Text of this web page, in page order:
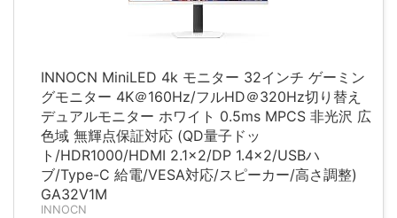
INNOCN MiniLED 4k モニター 32インチ ゲーミン
グモニター 4K＠160Hz/フルHD＠320Hz切り替え
デュアルモニター ホワイト 0.5ms MPCS 非光沢 広
色域 無輝点保証対応 (QD量子ドッ
ト/HDR1000/HDMI 2.1×2/DP 1.4×2/USBハ
ブ/Type-C 給電/VESA対応/スピーカー/高さ調整)
GA32V1M
INNOCN